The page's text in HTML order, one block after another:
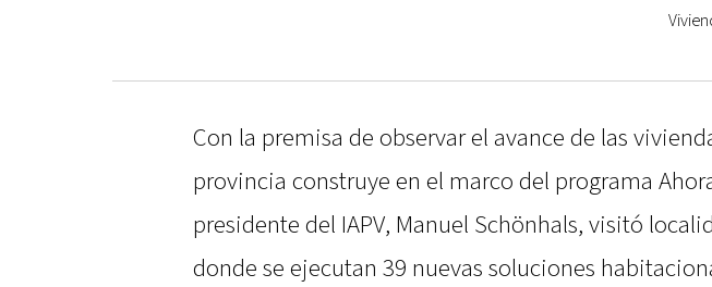
Con la premisa de observar el avance de las
provincia construye en el marco del programa
presidente del IAPV, Manuel Schönhals, visitó
donde se ejecutan 39 nuevas soluciones